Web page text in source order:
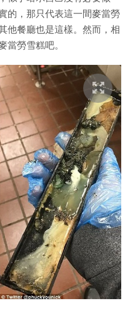
的，那只代表這一間麥當勞
他餐廳也是這樣。然而，相
當勞雪糕吧。